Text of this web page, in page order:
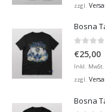
zzgl.
Bosna
0 von 5
€25,00
Inkl. MwSt.
zzgl.
Bosna